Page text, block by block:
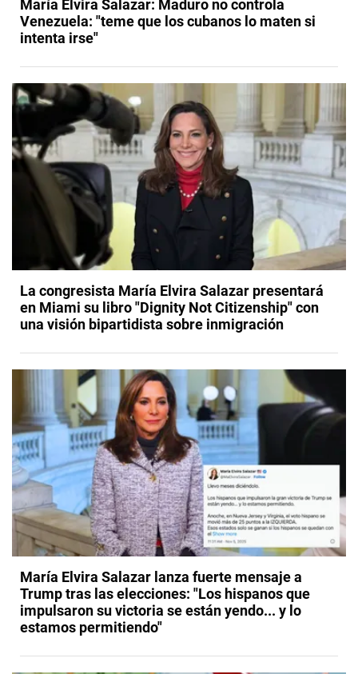
María Elvira Salazar: Maduro no controla
Venezuela: "teme que los cubanos lo maten si
intenta irse"
La congresista María Elvira Salazar presentará
en Miami su libro "Dignity Not Citizenship" con
una visión bipartidista sobre inmigración
María Elvira Salazar lanza fuerte mensaje a
Trump tras las elecciones: "Los hispanos que
impulsaron su victoria se están yendo... y lo
estamos permitiendo"